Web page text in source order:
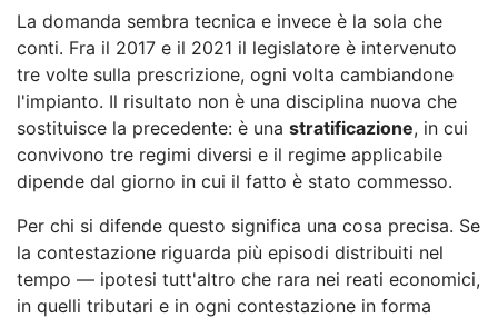
La domanda sembra tecnica e invece è la sola che
conti. Fra il 2017 e il 2021 il legislatore è intervenuto
tre volte sulla prescrizione, ogni volta cambiandone
l'impianto. Il risultato non è una disciplina nuova che
sostituisce la precedente: è una stratificazione, in cui
convivono tre regimi diversi e il regime applicabile
dipende dal giorno in cui il fatto è stato commesso.
Per chi si difende questo significa una cosa precisa. Se
la contestazione riguarda più episodi distribuiti nel
tempo — ipotesi tutt'altro che rara nei reati economici,
in quelli tributari e in ogni contestazione in forma